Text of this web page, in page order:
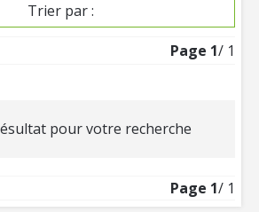
Trier par :
Page 1/ 1
pour votre recherche
Page 1/ 1